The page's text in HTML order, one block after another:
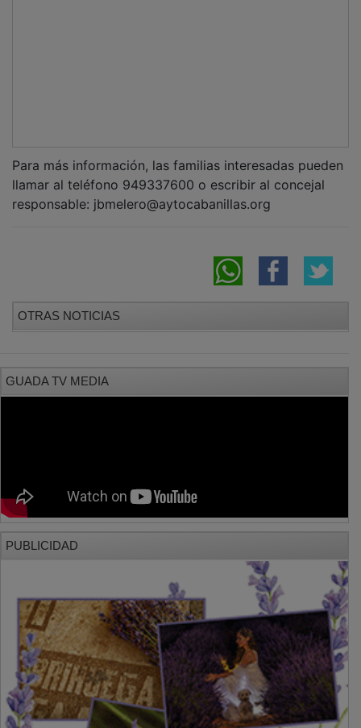
llamar al teléfono 949337600 o escribir al concejal
responsable: jbmelero@aytocabanillas.org